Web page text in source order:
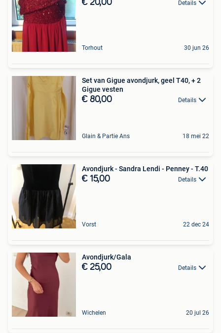
€ 20,00 Details
Torhout 30 jun 26
Set van Gigue avondjurk, geel T40, + 2
Gigue vesten
€ 80,00 Details
Glain & Partie Ans 18 mei 22
Avondjurk - Sandra Lendi - Penney - T.40
€ 15,00 Details
Vorst 22 dec 24
Avondjurk/Gala
€ 25,00 Details
Wichelen 20 jul 26